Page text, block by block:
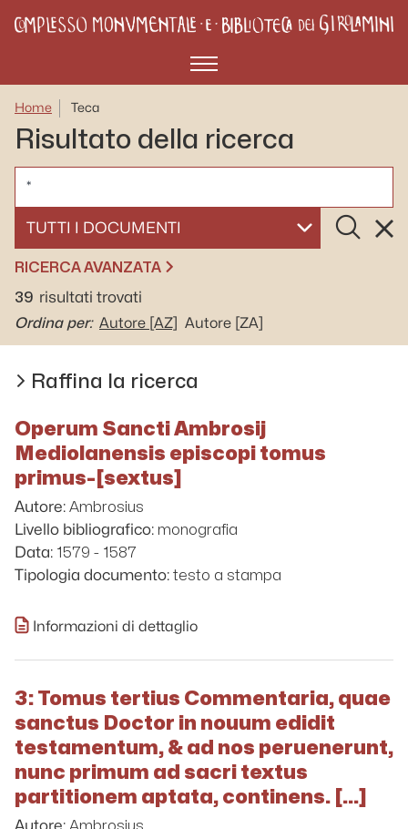
Menù
Home Teca
Risultato della ricerca
SELEZIONA UN DOCUMENTO
Cerca
RICERCA AVANZATA
39 risultati trovati
Ordina per: Autore [AZ] Autore [ZA]
Raffina la ricerca
Operum Sancti Ambrosij
Mediolanensis episcopi tomus
primus-[sextus]
Autore: Ambrosius
Livello bibliografico: monografia
Data: 1579 - 1587
Tipologia documento: testo a stampa
Informazioni di dettaglio
3: Tomus tertius Commentaria, quae
sanctus Doctor in nouum edidit
testamentum, & ad nos peruenerunt,
nunc primum ad sacri textus
partitionem aptata, continens. [...]